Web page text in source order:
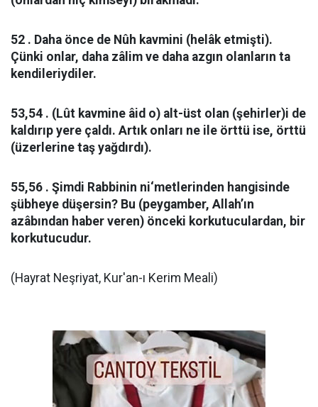
52 . Daha önce de Nûh kavmini (helâk etmişti).
Çünki onlar, daha zâlim ve daha azgın olanların ta
kendileriydiler.
53,54 . (Lût kavmine âid o) alt-üst olan (şehirler)i de
kaldırıp yere çaldı. Artık onları ne ile örttü ise, örttü
(üzerlerine taş yağdırdı).
55,56 . Şimdi Rabbinin ni‘metlerinden hangisinde
şübheye düşersin? Bu (peygamber, Allah’ın
azâbından haber veren) önceki korkutuculardan, bir
korkutucudur.
(Hayrat Neşriyat, Kur'an-ı Kerim Meali)